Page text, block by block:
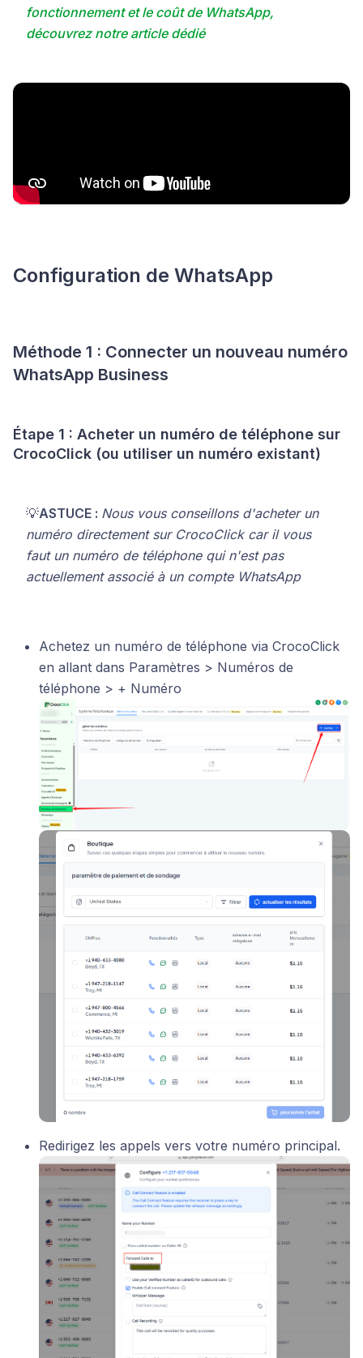
fonctionnement et le coût de WhatsApp,
découvrez notre article dédié
Configuration de WhatsApp
Méthode 1 : Connecter un nouveau numéro
WhatsApp Business
Étape 1 : Acheter un numéro de téléphone sur
CrocoClick (ou utiliser un numéro existant)
💡ASTUCE : Nous vous conseillons d'acheter un
numéro directement sur CrocoClick car il vous
faut un numéro de téléphone qui n'est pas
actuellement associé à un compte WhatsApp
Achetez un numéro de téléphone via CrocoClick
en allant dans Paramètres > Numéros de
téléphone > + Numéro
Redirigez les appels vers votre numéro principal.